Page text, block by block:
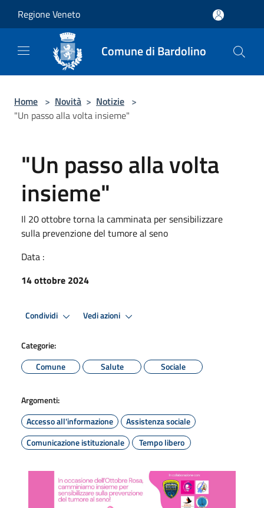
Regione Veneto
Comune di Bardolino
Home > Novità > Notizie >
"Un passo alla volta insieme"
"Un passo alla volta
insieme"
Il 20 ottobre torna la camminata per sensibilizzare
sulla prevenzione del tumore al seno
Data :
14 ottobre 2024
Condividi Vedi azioni
Categorie:
Comune
Salute Sociale
Argomenti:
Accesso all'informazione
Assistenza sociale
Comunicazione istituzionale
Tempo libero